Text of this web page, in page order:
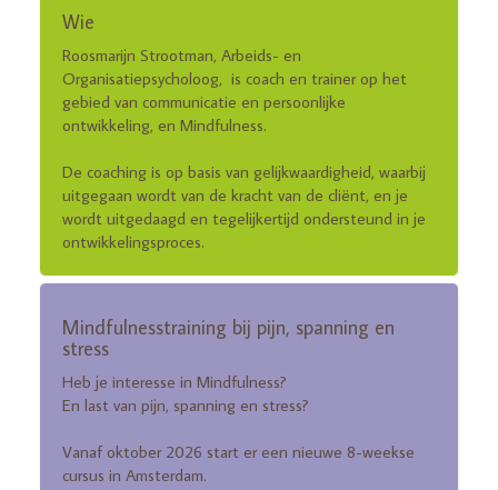
Wie
Roosmarijn Strootman, Arbeids- en
Organisatiepsycholoog, is coach en trainer op het
gebied van communicatie en persoonlijke
ontwikkeling, en Mindfulness.
De coaching is op basis van gelijkwaardigheid, waarbij
uitgegaan wordt van de kracht van de cliënt, en je
wordt uitgedaagd en tegelijkertijd ondersteund in je
ontwikkelingsproces.
Mindfulnesstraining bij pijn, spanning en
stress
Heb je interesse in Mindfulness?
En last van pijn, spanning en stress?
Vanaf oktober 2026 start er een nieuwe 8-weekse
cursus in Amsterdam.